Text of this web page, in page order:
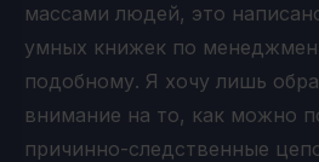
массами людей, это
умных книжек по
подобному. Я хочу лишь
внимание на то, как можно
причинно-следственные